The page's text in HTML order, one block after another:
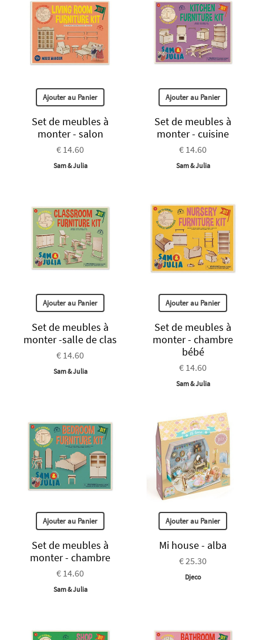
Ajouter au Panier
Set de meubles à
monter - salon
€ 14.60
Sam & Julia
Ajouter au Panier
Set de meubles à
monter - cuisine
€ 14.60
Sam & Julia
Ajouter au Panier
Set de meubles à
monter -salle de clas
€ 14.60
Sam & Julia
Ajouter au Panier
Set de meubles à
monter - chambre
bébé
€ 14.60
Sam & Julia
Ajouter au Panier
Set de meubles à
monter - chambre
€ 14.60
Sam & Julia
Ajouter au Panier
Mi house - alba
€ 25.30
Djeco